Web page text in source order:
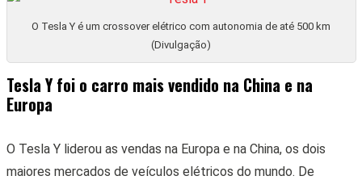
O Tesla Y é um crossover elétrico com autonomia de até 500 km
(Divulgação)
Tesla Y foi o carro mais vendido na China e na
Europa
O Tesla Y liderou as vendas na Europa e na China, os dois
maiores mercados de veículos elétricos do mundo. De